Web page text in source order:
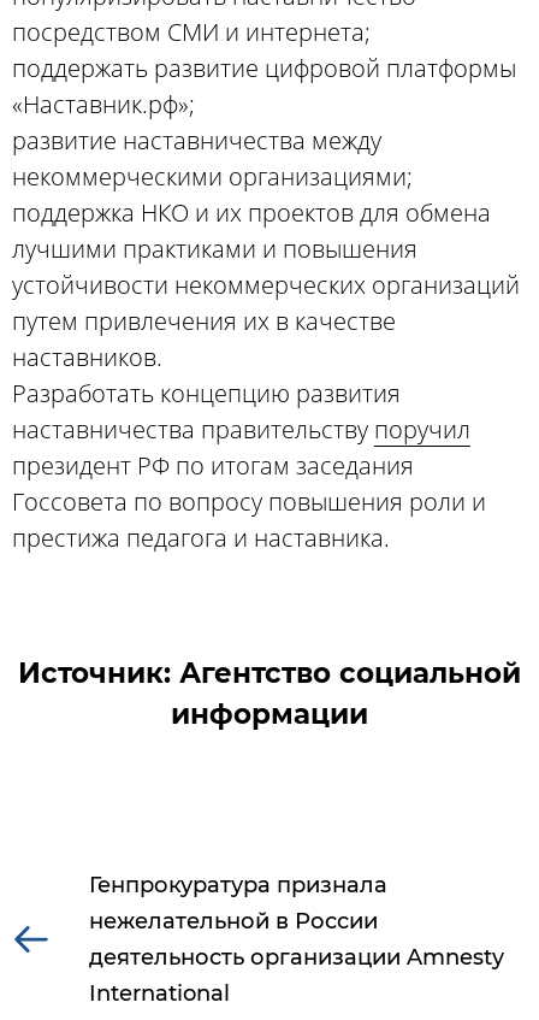
посредством СМИ и интернета;
поддержать развитие цифровой платформы
«Наставник.рф»;
развитие наставничества между
некоммерческими организациями;
поддержка НКО и их проектов для обмена
лучшими практиками и повышения
устойчивости некоммерческих организаций
путем привлечения их в качестве
наставников.
Разработать концепцию развития
наставничества правительству поручил
президент РФ по итогам заседания
Госсовета по вопросу повышения роли и
престижа педагога и наставника.
Источник: Агентство социальной
информации
Генпрокуратура признала
нежелательной в России
деятельность организации Amnesty
International